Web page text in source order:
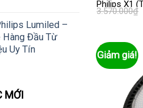
Lumiled –
Hàng Đầu Từ
Uy Tín
MỚI
Philips X1
3.570.000₫
Giảm giá!